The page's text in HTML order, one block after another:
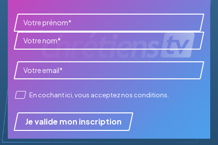
En cochant ici, vous accepteznos conditions
Je valide mon inscription